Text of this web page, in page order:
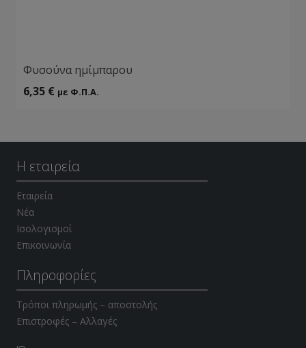
Φυσούνα ημίμπαρου
6,35 € με Φ.Π.Α.
Η εταιρεία
Εταιρεία
Νέα
Ισολογισμοί
Επικοινωνία
Πληροφορίες
Τρόποι πληρωμής – αποστολής
Επιστροφές – Αλλαγές